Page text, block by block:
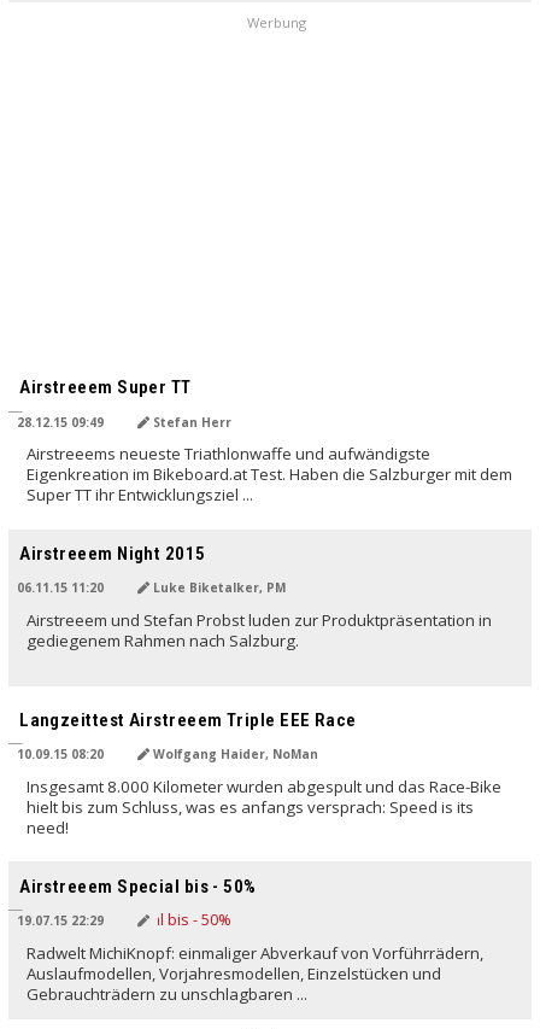
Werbung
Airstreeem Super TT
28.12.15 09:49 Stefan Herr
Airstreeems neueste Triathlonwaffe und aufwändigste
Eigenkreation im Bikeboard.at Test. Haben die Salzburger mit dem
Super TT ihr Entwicklungsziel ...
Airstreeem Night 2015
06.11.15 11:20 Luke Biketalker, PM
Airstreeem und Stefan Probst luden zur Produktpräsentation in
gediegenem Rahmen nach Salzburg.
Langzeittest Airstreeem Triple EEE Race
10.09.15 08:20 Wolfgang Haider, NoMan
Insgesamt 8.000 Kilometer wurden abgespult und das Race-Bike
hielt bis zum Schluss, was es anfangs versprach: Speed is its
need!
Airstreeem Special bis - 50%
19.07.15 22:29
Radwelt MichiKnopf: einmaliger Abverkauf von Vorführrädern,
Auslaufmodellen, Vorjahresmodellen, Einzelstücken und
Gebrauchträdern zu unschlagbaren ...